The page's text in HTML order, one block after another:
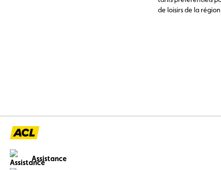
de loisirs de la
Assistance